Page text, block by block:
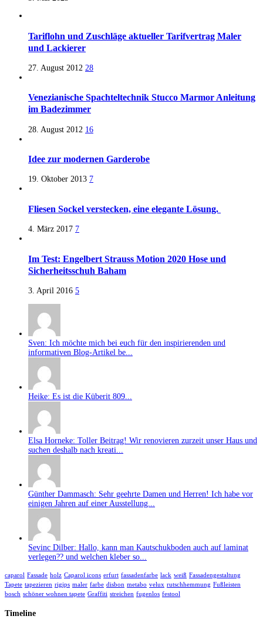
Tariflohn und Zuschläge aktueller Tarifvertrag Maler
und Lackierer
27. August 2012 28
Venezianische Spachteltechnik Stucco Marmor Anleitung
im Badezimmer
28. August 2012 16
Idee zur modernen Garderobe
19. Oktober 2013 7
Fliesen Sockel verstecken, eine elegante Lösung.
4. März 2017 7
Im Test: Engelbert Strauss Motion 2020 Hose und
Sicherheitsschuh Baham
3. April 2016 5
Sven: Ich möchte mich bei euch für den inspirierenden und
informativen Blog-Artikel be...
Heike: Es ist die Küberit 809...
Elsa Horneke: Toller Beitrag! Wir renovieren zurzeit unser Haus und
suchen deshalb nach kreati...
Günther Dammasch: Sehr geehrte Damen und Herren! Ich habe vor
einigen Jahren auf einer Ausstellung...
Sevinc Dilber: Hallo, kann man Kautschukboden auch auf laminat
verlegen?? und welchen kleber so...
caparol Fassade holz Caparol icons erfurt fassadenfarbe lack weiß Fassadengestaltung
Tapete tapezieren rigips maler farbe disbon metabo velux rutschhemmung Fußleisten
bosch schöner wohnen tapete Graffiti streichen fugenlos festool
Timeline